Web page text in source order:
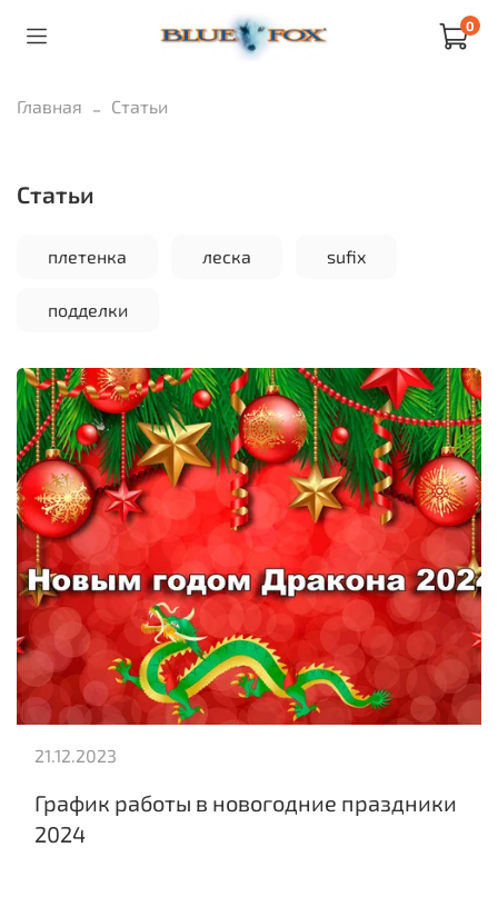
0
Главная Статьи
Статьи
плетенка леска sufix
подделки
График работы в новогодние праздники
2024
21.12.2023